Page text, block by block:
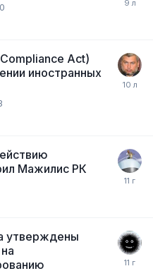
Act)
иностранных
Мажилис РК
утверждены